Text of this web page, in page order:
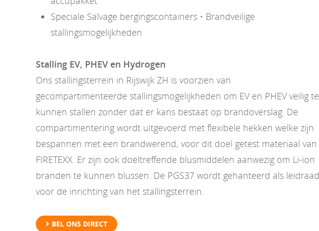
Speciale Salvage bergingscontainers • Brandveilige
stallingsmogelijkheden
Stalling EV, PHEV en Hydrogen
Ons stallingsterrein in Rijswijk ZH is voorzien van
gecompartimenteerde stallingsmogelijkheden om EV en PHEV veilig te
kunnen stallen zonder dat er kans bestaat op brandoverslag. De
compartimentering wordt uitgevoerd met flexibele hekken welke zijn
bespannen met een brandwerend, voor dit doel getest materiaal van
FIRETEXX. Er zijn ook doeltreffende blusmiddelen aanwezig om Li-ion
branden te kunnen blussen. De PGS37 wordt gehanteerd als leidraad
voor de inrichting van het stallingsterrein.
BEL ONS DIRECT